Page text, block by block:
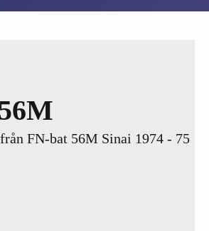
FN-bat 56M Sinai 1974 - 75